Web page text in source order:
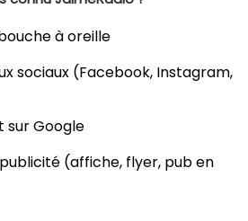
à oreille
sociaux (Facebook, Instagram,
sur Google
(affiche, flyer, pub en